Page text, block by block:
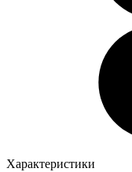
Характеристики